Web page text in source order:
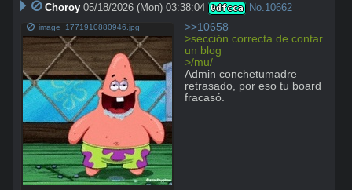
Choroy 05/18/2026 (Mon) 03:38:04 0dfcca No. 10662
image_1771910880946.jpg
>>10658
>sección correcta de contar
un blog
>/mu/
Admin conchetumadre
retrasado, por eso tu board
fracasó.